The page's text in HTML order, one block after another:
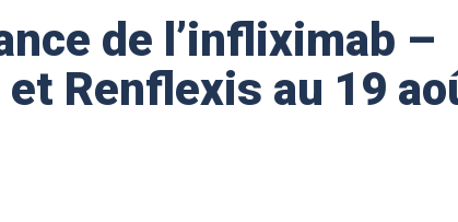
de l’infliximab –
Renflexis au 19